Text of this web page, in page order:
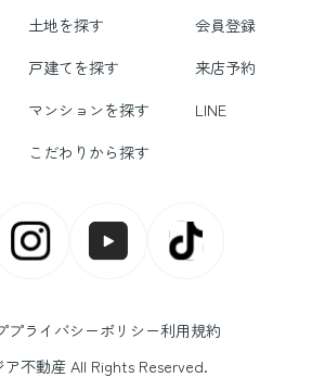
土地を探す
会員登録
戸建てを探す
来店予約
マンションを探す
LINE
こだわりから探す
プライバシーポリシー利用規約
不動産 All Rights Reserved.